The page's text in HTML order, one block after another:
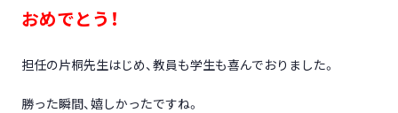
おめでとう！
担任の片桐先生はじめ、教員も学生も喜んでおりました。
勝った瞬間、嬉しかったですね。